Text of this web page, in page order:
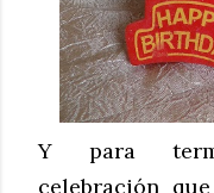
Y para
celebración